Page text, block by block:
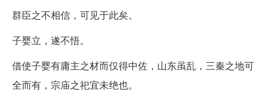
群臣之不相信，可见于此矣。
子婴立，遂不悟。
借使子婴有庸主之材而仅得中佐，山东虽乱，三秦之地可
全而有，宗庙之祀宜未绝也。